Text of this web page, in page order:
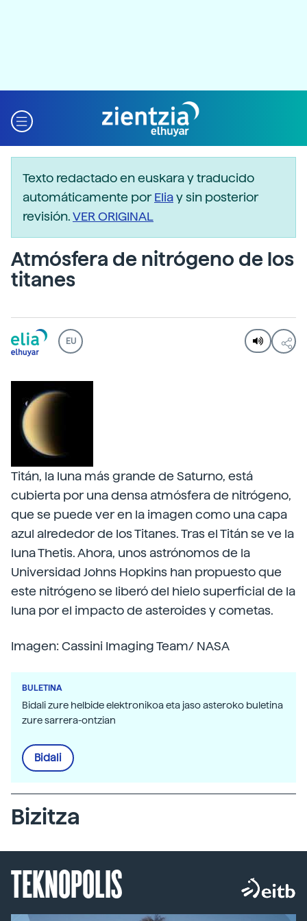
Texto redactado en euskara y traducido
automáticamente porEliay sin posterior
revisión.VER ORIGINAL
Atmósfera de nitrógeno de los
titanes
EU
Titán, la luna más grande de Saturno, está
cubierta por una densa atmósfera de nitrógeno,
que se puede ver en la imagen como una capa
azul alrededor de los Titanes. Tras el Titán se ve la
luna Thetis. Ahora, unos astrónomos de la
Universidad Johns Hopkins han propuesto que
este nitrógeno se liberó del hielo superficial de la
luna por el impacto de asteroides y cometas.
Imagen: Cassini Imaging Team/ NASA
BULETINA
Bidali zure helbide elektronikoa eta jaso asteroko buletina
zure sarrera-ontzian
Bidali
Bizitza
TEKNOPOLIS